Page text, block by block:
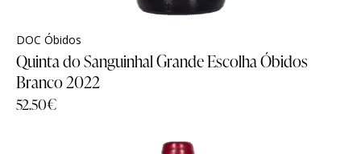
DOC Óbidos
Quinta do Sanguinhal Grande Escolha Óbidos
Branco 2022
52.50€